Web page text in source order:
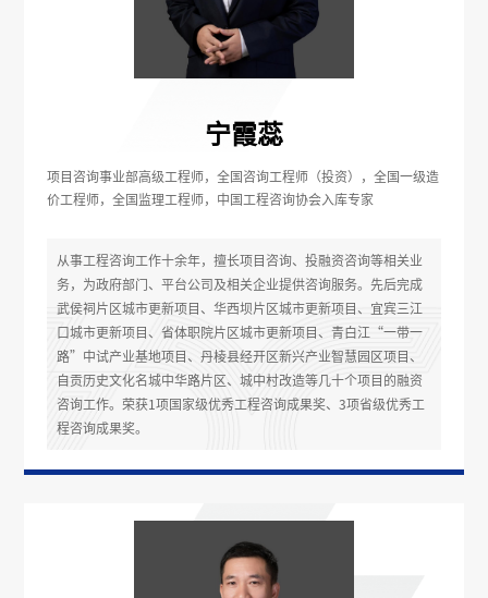
宁霞蕊
项目咨询事业部高级工程师，全国咨询工程师（投资），全国一级造
价工程师，全国监理工程师，中国工程咨询协会入库专家
从事工程咨询工作十余年，擅长项目咨询、投融资咨询等相关业
务，为政府部门、平台公司及相关企业提供咨询服务。先后完成
武侯祠片区城市更新项目、华西坝片区城市更新项目、宜宾三江
口城市更新项目、省体职院片区城市更新项目、青白江“一带一
路”中试产业基地项目、丹棱县经开区新兴产业智慧园区项目、
自贡历史文化名城中华路片区、城中村改造等几十个项目的融资
咨询工作。荣获1项国家级优秀工程咨询成果奖、3项省级优秀工
程咨询成果奖。